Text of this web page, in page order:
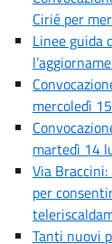
Cirié per
Linee guida
mercoledì
martedì 14
Via
per
Tanti nuovi